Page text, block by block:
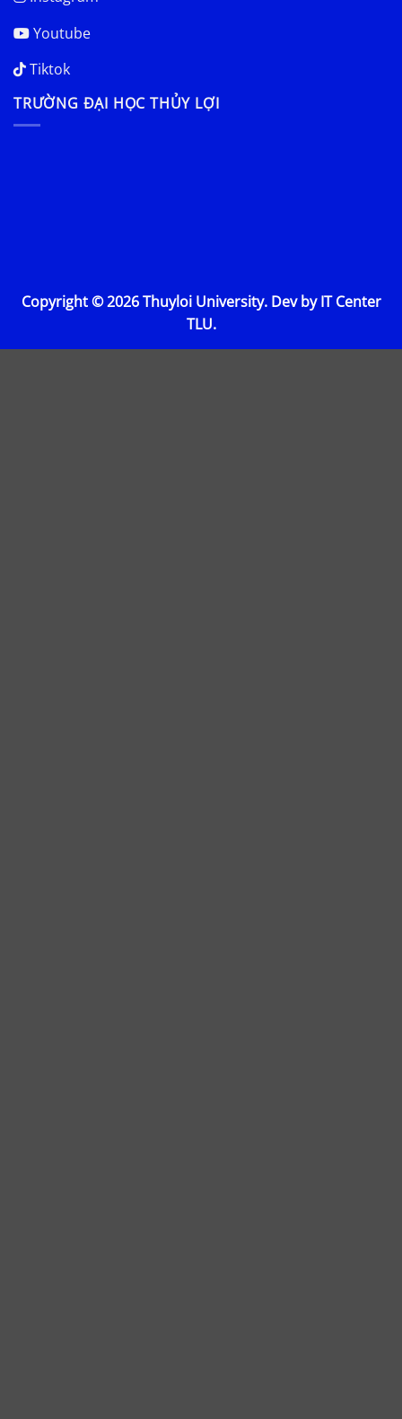
Youtube
Tiktok
TRƯỜNG ĐẠI HỌC THỦY LỢI
Copyright © 2026 Thuyloi University. Dev by IT Center
TLU.